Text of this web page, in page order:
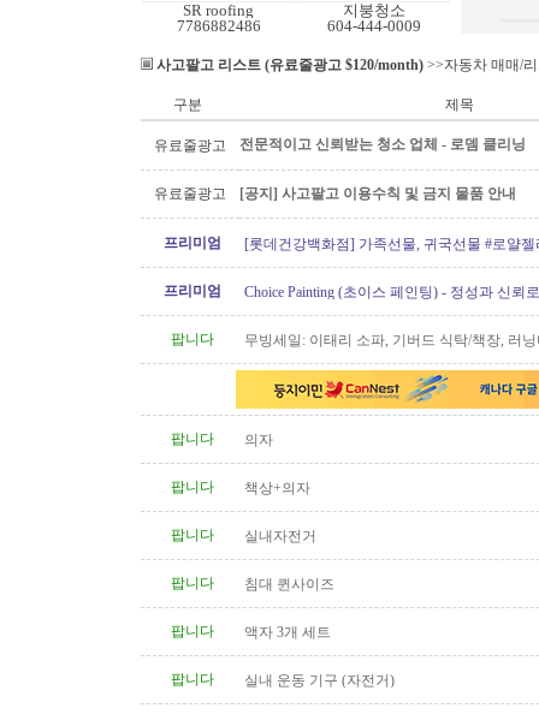
SR roofing
7786882486
지붕청소
604-444-0009
사고팔고 리스트 (유료줄광고 $120/month) >>자동차 매매/
구분 제목
유료줄광고 전문적이고 신뢰받는 청소 업체 - 로뎀 클리닝
유료줄광고 [공지] 사고팔고 이용수칙 및 금지 물품 안내
프리미엄
[롯데건강백화점] 가족선물, 귀국선물 #로얄젤
프리미엄
Choice Painting (초이스 페인팅) - 정성과 신뢰
팝니다
무빙세일: 이태리 소파, 기버드 식탁/책장, 러
팝니다 의자
팝니다 책상+의자
팝니다 실내자전거
팝니다 침대 퀸사이즈
팝니다 액자 3개 세트
팝니다 실내 운동 기구 (자전거)